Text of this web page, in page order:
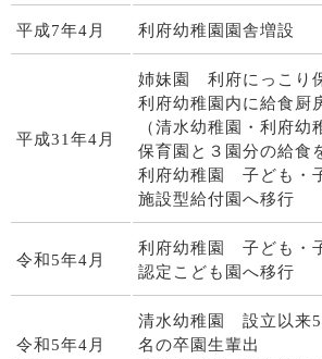
平成7年4月 利府幼稚園園舎増設
平成31年4月
姉妹園 利府にっこり
利府幼稚園内に給食
（清水幼稚園・利府幼
保育園と３園分の給食
利府幼稚園 子ども・
施設型給付園へ移行
令和5年4月
利府幼稚園 子ども・
認定こども園へ移行
令和5年4月
清水幼稚園 設立以来
名の卒園生輩出